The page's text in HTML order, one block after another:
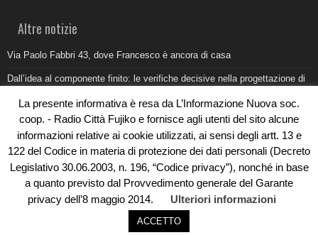
Altre notizie
Via Paolo Fabbri 43, dove Francesco è ancora di casa
Dall’idea al componente finito: le verifiche decisive nella progettazione di
Belvedere Marittimo e il report ARPACAL 2026 sulla qualità del mare
Come organizzare e allestire una camera ardente per l’ultimo saluto
Umidità di risalita in casa, come riconoscere i segnali veri
© Copyright 2019 - Rivoluzioni Digitali
La presente informativa è resa da L’Informazione Nuova soc.
coop. - Radio Città Fujiko e fornisce agli utenti del sito alcune
informazioni relative ai cookie utilizzati, ai sensi degli artt. 13 e
122 del Codice in materia di protezione dei dati personali (Decreto
Legislativo 30.06.2003, n. 196, “Codice privacy”), nonché in base
a quanto previsto dal Provvedimento generale del Garante
privacy dell’8 maggio 2014.
Ulteriori informazioni
ACCETTO